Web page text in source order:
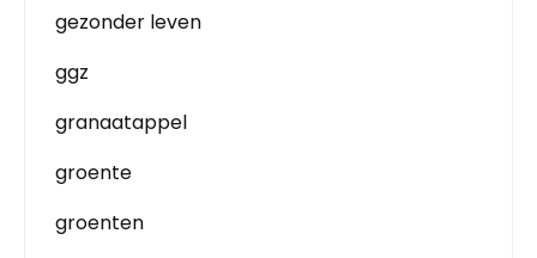
gezonder leven
ggz
granaatappel
groente
groenten